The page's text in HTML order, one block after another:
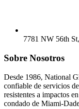
7781 NW 56th
Sobre Nosotros
Desde 1986, National
confiable de servicios
resistentes a impactos
condado de Miami-